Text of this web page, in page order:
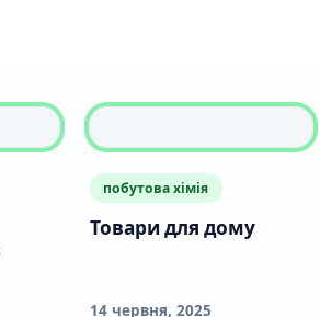
побутова хімія
Товари для дому
14 червня, 2025